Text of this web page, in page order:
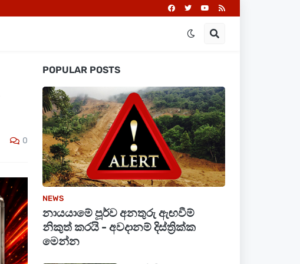
0
POPULAR POSTS
NEWS
නායයාමේ පූර්ව අනතුරු ඇඟවීම්
නිකුත් කරයි - අවදානම් දිස්ත්‍රික්ක
මෙන්න